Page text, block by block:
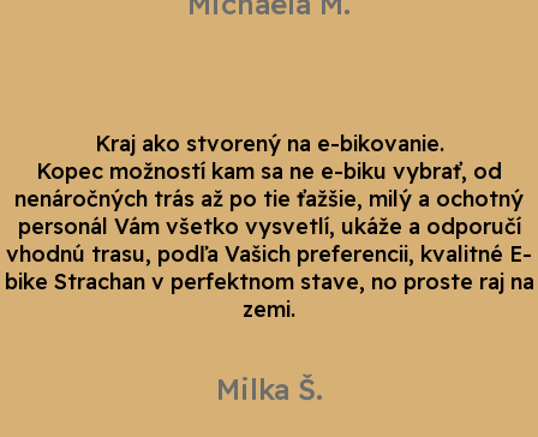
Kraj ako stvorený na e-bikovanie.
Kopec možností kam sa ne e-biku vybrať, od
nenáročných trás až po tie ťažšie, milý a ochotný
personál Vám všetko vysvetlí, ukáže a odporučí
vhodnú trasu, podľa Vašich preferencii, kvalitné E-
bike Strachan v perfektnom stave, no proste raj na
zemi.
Milka Š.